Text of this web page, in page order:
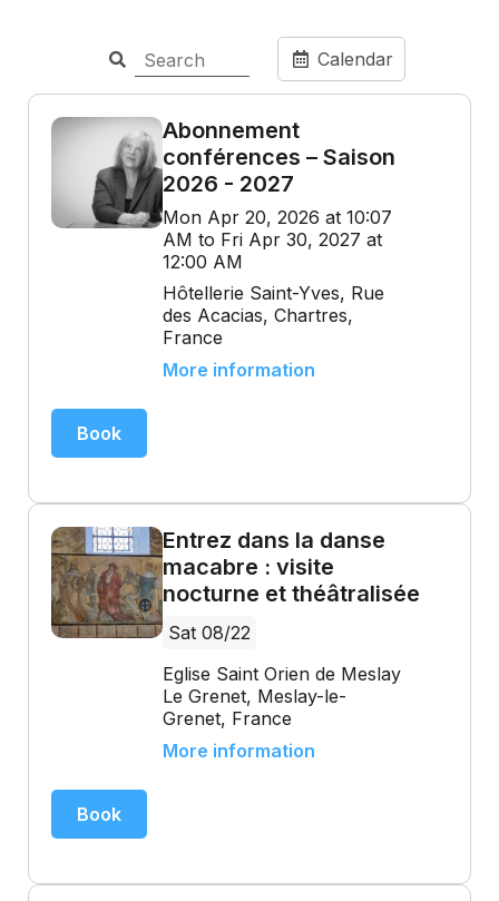
Calendar
Abonnement
conférences – Saison
2026 - 2027
Mon Apr 20, 2026 at 10:07
AM to Fri Apr 30, 2027 at
12:00 AM
Hôtellerie Saint-Yves, Rue
des Acacias, Chartres,
France
More information
Book
Entrez dans la danse
macabre : visite
nocturne et théâtralisée
Sat 08/22
Eglise Saint Orien de Meslay
Le Grenet, Meslay-le-
Grenet, France
More information
Book